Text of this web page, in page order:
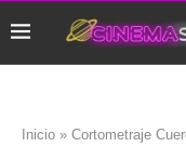
Inicio » Cortometraje